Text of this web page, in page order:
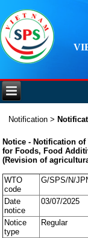
Notification >
Notice - Notification
for Foods, Food
(Revision of
WTO
code
G/SPS/N/
Date
notice
03/07/2025
Notice
type
Regular